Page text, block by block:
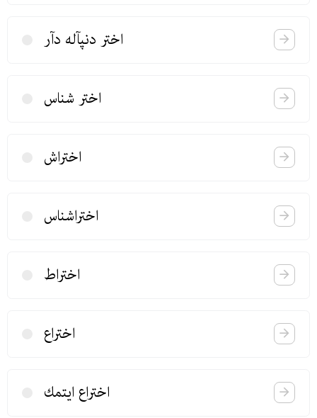
اختر دنپآله دآر
اختر شناس
اختراش
اختراشناس
اختراط
اختراع
اختراع ایتمك